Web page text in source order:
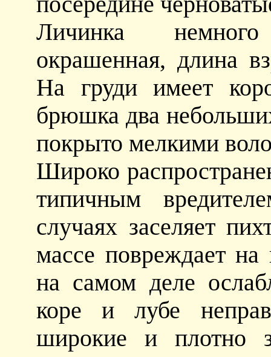
Личинка
окрашенная, длина
На груди имеет
брюшка два
покрыто мелкими
Широко
типичным
случаях заселяет
массе повреждает
на самом деле
коре и лубе
широкие и плотно